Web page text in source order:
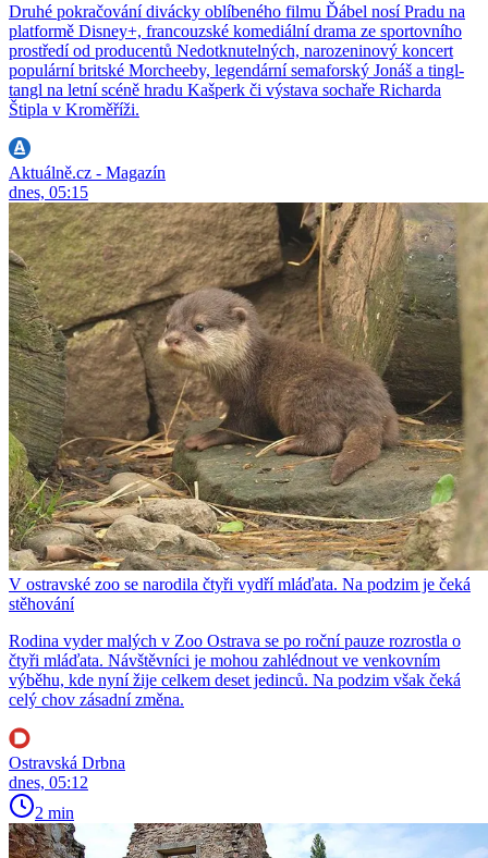
Druhé pokračování divácky oblíbeného filmu Ďábel nosí Pradu na
platformě Disney+, francouzské komediální drama ze sportovního
prostředí od producentů Nedotknutelných, narozeninový koncert
populární britské Morcheeby, legendární semaforský Jonáš a tingl-
tangl na letní scéně hradu Kašperk či výstava sochaře Richarda
Štipla v Kroměříži.
Aktuálně.cz - Magazín
dnes, 05:15
V ostravské zoo se narodila čtyři vydří mláďata. Na podzim je čeká
stěhování
Rodina vyder malých v Zoo Ostrava se po roční pauze rozrostla o
čtyři mláďata. Návštěvníci je mohou zahlédnout ve venkovním
výběhu, kde nyní žije celkem deset jedinců. Na podzim však čeká
celý chov zásadní změna.
Ostravská Drbna
dnes, 05:12
2 min